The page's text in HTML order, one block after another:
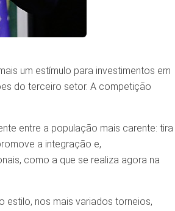
um estímulo para investimentos em
do terceiro setor. A competição
entre a população mais carente: tira
a integração e,
como a que se realiza agora na
estilo, nos mais variados torneios,